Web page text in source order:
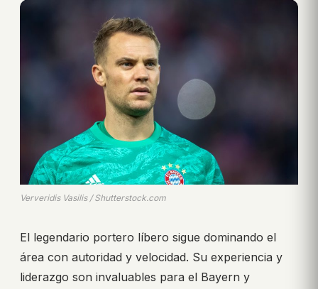
Ververidis Vasilis / Shutterstock.com
El legendario portero líbero sigue dominando el
área con autoridad y velocidad. Su experiencia y
liderazgo son invaluables para el Bayern y